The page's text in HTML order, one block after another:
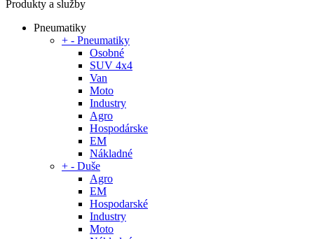
Produkty a služby
Pneumatiky
+ - Pneumatiky
Osobné
SUV 4x4
Van
Moto
Industry
Agro
Hospodárske
EM
Nákladné
+ - Duše
Agro
EM
Hospodarské
Industry
Moto